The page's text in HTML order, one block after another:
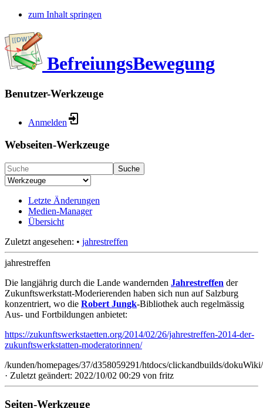
zum Inhalt springen
BefreiungsBewegung
Benutzer-Werkzeuge
Anmelden
Webseiten-Werkzeuge
Suche
Letzte Änderungen
Medien-Manager
Übersicht
Zuletzt angesehen: • jahrestreffen
jahrestreffen
Die langjährig durch die Lande wandernden Jahrestreffen der
Zukunftswerkstatt-Moderierenden haben sich nun auf Salzburg
konzentriert, wo die Robert Jungk-Bibliothek auch regelmässig
Aus- und Fortbildungen anbietet:
https://zukunftswerkstaetten.org/2014/02/26/jahrestreffen-2014-der-
zukunftswerkstatten-moderatorinnen/
/kunden/homepages/37/d358059291/htdocs/clickandbuilds/
· Zuletzt geändert: 2022/10/02 00:29 von fritz
Seiten-Werkzeuge